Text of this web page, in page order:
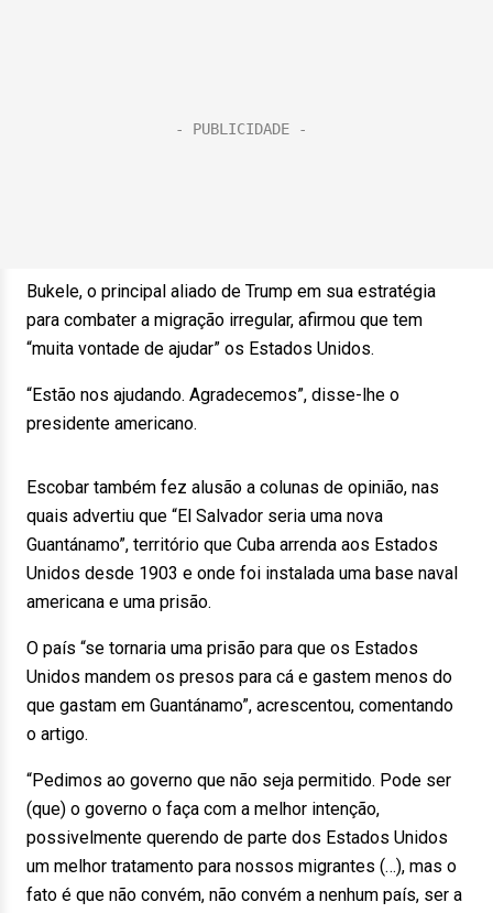
Bukele, o principal aliado de Trump em sua estratégia
para combater a migração irregular, afirmou que tem
“muita vontade de ajudar” os Estados Unidos.
“Estão nos ajudando. Agradecemos”, disse-lhe o
presidente americano.
Escobar também fez alusão a colunas de opinião, nas
quais advertiu que “El Salvador seria uma nova
Guantánamo”, território que Cuba arrenda aos Estados
Unidos desde 1903 e onde foi instalada uma base naval
americana e uma prisão.
O país “se tornaria uma prisão para que os Estados
Unidos mandem os presos para cá e gastem menos do
que gastam em Guantánamo”, acrescentou, comentando
o artigo.
“Pedimos ao governo que não seja permitido. Pode ser
(que) o governo o faça com a melhor intenção,
possivelmente querendo de parte dos Estados Unidos
um melhor tratamento para nossos migrantes (…), mas o
fato é que não convém, não convém a nenhum país, ser a